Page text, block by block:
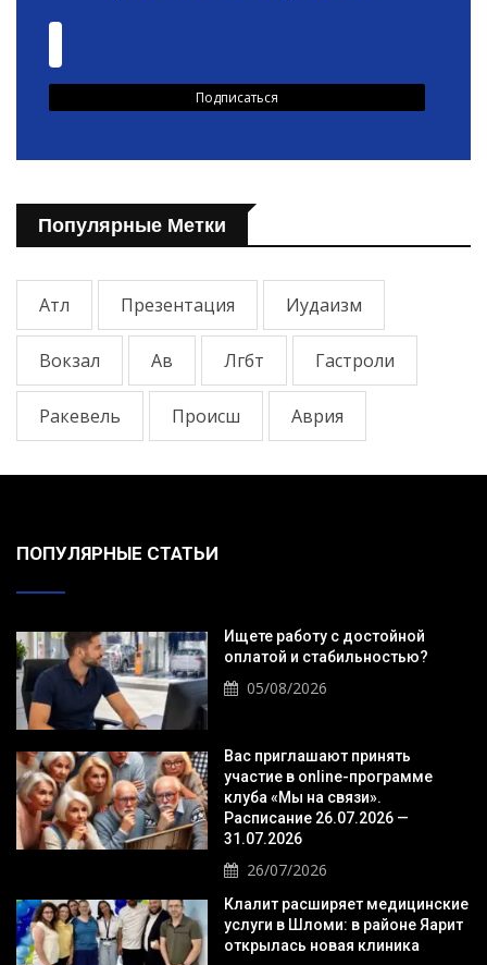
Популярные Метки
Атл Презентация Иудаизм
Вокзал Ав Лгбт Гастроли
Ракевель Происш Аврия
ПОПУЛЯРНЫЕ СТАТЬИ
Ищете работу с достойной
оплатой и стабильностью?
05/08/2026
Вас приглашают принять
участие в online-программе
клуба «Мы на связи».
Расписание 26.07.2026 —
31.07.2026
26/07/2026
Клалит расширяет медицинские
услуги в Шломи: в районе Яарит
открылась новая клиника